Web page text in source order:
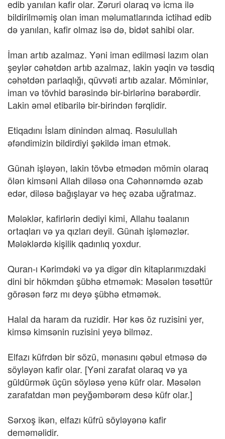
edib yanılan kafir olar. Zəruri olaraq və icma ilə
bildirilməmiş olan iman məlumatlarında ictihad edib
də yanılan, kafir olmaz isə də, bidət sahibi olar.
İman artıb azalmaz. Yəni iman edilməsi lazım olan
şeylər cəhətdən artıb azalmaz, lakin yəqin və təsdiq
cəhətdən parlaqlığı, qüvvəti artıb azalar. Möminlər,
iman və tövhid barəsində bir-birlərinə bərabərdir.
Lakin əməl etibarilə bir-birindən fərqlidir.
Etiqadını İslam dinindən almaq. Rəsulullah
əfəndimizin bildirdiyi şəkildə iman etmək.
Günah işləyən, lakin tövbə etmədən mömin olaraq
ölən kimsəni Allah diləsə ona Cəhənnəmdə əzab
edər, diləsə bağışlayar və heç əzaba uğratmaz.
Mələklər, kafirlərin dediyi kimi, Allahu təalanın
ortaqları və ya qızları deyil. Günah işləməzlər.
Mələklərdə kişilik qadınlıq yoxdur.
Quran-ı Kərimdəki və ya digər din kitaplarımızdaki
dini bir hökmdən şübhə etməmək: Məsələn təsəttür
görəsən fərz mı deyə şübhə etməmək.
Halal da haram da ruzidir. Hər kəs öz ruzisini yer,
kimsə kimsənin ruzisini yeyə bilməz.
Elfazı küfrdən bir sözü, mənasını qəbul etməsə də
söyləyən kafir olar. [Yəni zarafat olaraq və ya
güldürmək üçün söyləsə yenə küfr olar. Məsələn
zarafatdan mən peyğəmbərəm desə küfr olar.]
Sərxoş ikən, elfazı küfrü söyləyənə kafir
deməməlidir.